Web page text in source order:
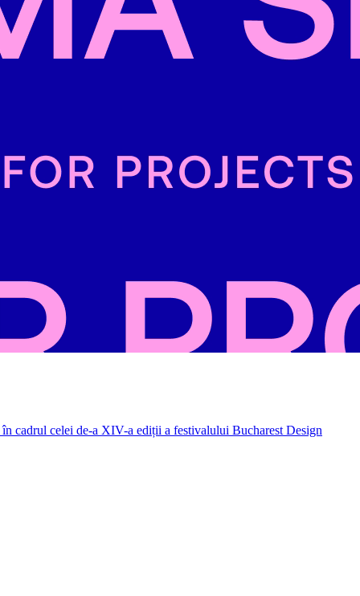
cadrul celei de-a XIV-a ediții a festivalului Bucharest Design